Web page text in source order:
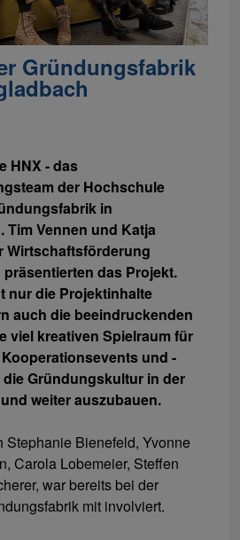
Gründungsfabrik
HNX - das
der Hochschule
in
Tim Vennen und Katja
Wirtschaftsförderung
das Projekt.
nur die Projektinhalte
auch die beeindruckenden
viel kreativen Spielraum für
und -
Gründungskultur in der
weiter auszubauen.
Stephanie Bienefeld, Yvonne
Carola Lobemeier, Steffen
war bereits bei der
mit involviert.